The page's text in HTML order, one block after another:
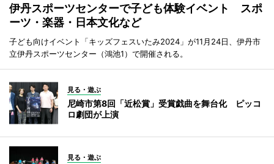
伊丹スポーツセンターで子ども体験イベント スポ
ーツ・楽器・日本文化など
子ども向けイベント「キッズフェスいたみ2024」が11月24日、伊丹市
立伊丹スポーツセンター（鴻池1）で開催される。
見る・遊ぶ
尼崎市第8回「近松賞」受賞戯曲を舞台化 ピッコ
ロ劇団が上演
見る・遊ぶ